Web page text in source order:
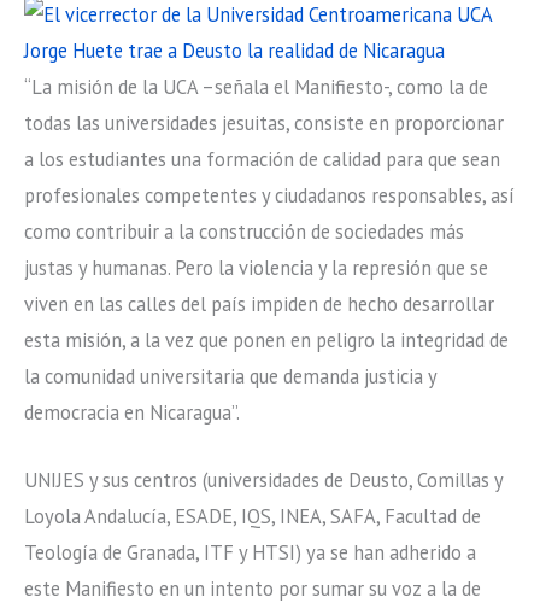
“La misión de la UCA –señala el Manifiesto-, como la de
todas las universidades jesuitas, consiste en proporcionar
a los estudiantes una formación de calidad para que sean
profesionales competentes y ciudadanos responsables, así
como contribuir a la construcción de sociedades más
justas y humanas. Pero la violencia y la represión que se
viven en las calles del país impiden de hecho desarrollar
esta misión, a la vez que ponen en peligro la integridad de
la comunidad universitaria que demanda justicia y
democracia en Nicaragua”.
UNIJES y sus centros (universidades de Deusto, Comillas y
Loyola Andalucía, ESADE, IQS, INEA, SAFA, Facultad de
Teología de Granada, ITF y HTSI) ya se han adherido a
este Manifiesto en un intento por sumar su voz a la de